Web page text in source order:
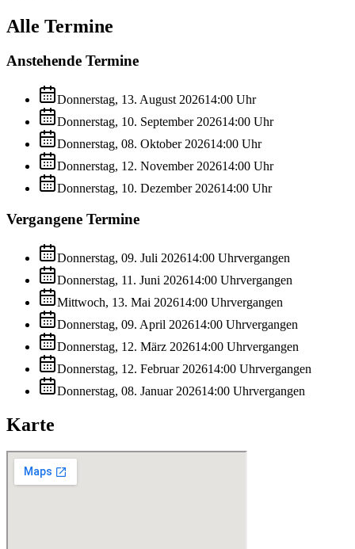
Alle Termine
Anstehende Termine
Donnerstag, 13. August 202614:00 Uhr
Donnerstag, 10. September 202614:00 Uhr
Donnerstag, 08. Oktober 202614:00 Uhr
Donnerstag, 12. November 202614:00 Uhr
Donnerstag, 10. Dezember 202614:00 Uhr
Vergangene Termine
Donnerstag, 09. Juli 202614:00 Uhrvergangen
Donnerstag, 11. Juni 202614:00 Uhrvergangen
Mittwoch, 13. Mai 202614:00 Uhrvergangen
Donnerstag, 09. April 202614:00 Uhrvergangen
Donnerstag, 12. März 202614:00 Uhrvergangen
Donnerstag, 12. Februar 202614:00 Uhrvergangen
Donnerstag, 08. Januar 202614:00 Uhrvergangen
Karte